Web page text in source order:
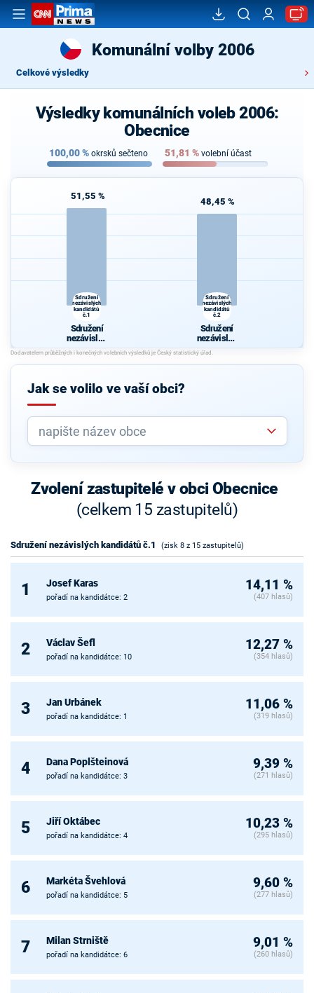
Komunální volby 2006
Celkové výsledky
Výsledky komunálních voleb 2006:
Obecnice
100,00% okrsků sečteno 51,81 % volební účast
51,55 %
Sdružení
nezávislých
kandidátů
č.1
Sdružení
nezávislýc
kandidátů
č.1
48,45 %
Sdružení
nezávislých
kandidátů
č.2
Sdružení
nezávislýc
kandidátů
č.2
Jak se volilo ve vaší obci?
Zvolení zastupitelé v obci Obecnice
(celkem 15 zastupitelů)
Sdružení nezávislých kandidátů č.1 (zisk 8 z 15 zastupitelů)
1 Josef Karas
pořadí na kandidátce: 2
14,11 %
(407 hlasů)
2 Václav Šefl
pořadí na kandidátce: 10
12,27 %
(354 hlasů)
3 Jan Urbánek
pořadí na kandidátce: 1
11,06 %
(319 hlasů)
4 Dana Poplšteinová
pořadí na kandidátce: 3
9,39 %
(271 hlasů)
5 Jiří Oktábec
pořadí na kandidátce: 4
10,23 %
(295 hlasů)
6 Markéta Švehlová
pořadí na kandidátce: 5
9,60 %
(277 hlasů)
7 Milan Strniště
pořadí na kandidátce: 6
9,01 %
(260 hlasů)